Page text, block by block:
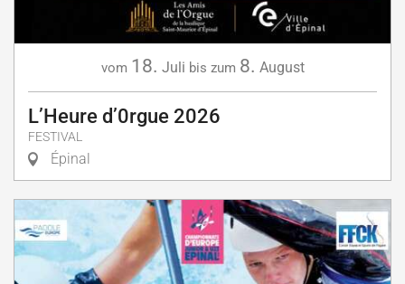
vom 18. Juli bis zum 8. August
L’Heure d’0rgue 2026
FESTIVAL
Épinal